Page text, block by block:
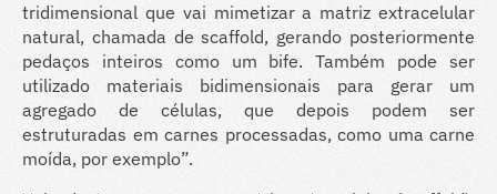
tridimensional que vai mimetizar a matriz extracelular
natural, chamada de scaffold, gerando posteriormente
pedaços inteiros como um bife. Também pode ser
utilizado materiais bidimensionais para gerar um
agregado de células, que depois podem ser
estruturadas em carnes processadas, como uma carne
moída, por exemplo”.